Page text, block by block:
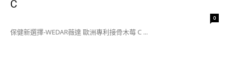
C
0
保健新選擇-WEDAR薇達 歐洲專利接骨木莓 C ...